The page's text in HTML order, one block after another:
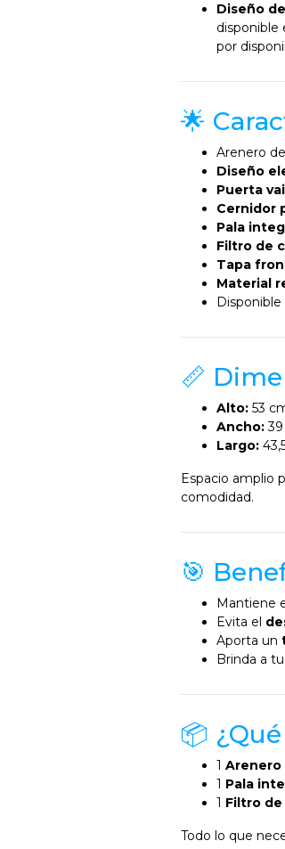
Diseño
disponible
por
🌟
Arenero
Diseño
Puerta
Cernidor
Pala
Filtro de
Tapa
Material
Disponible
📏
Alto: 53
Ancho:
Largo:
Espacio amplio
comodidad.
🎯
Mantiene
Evita el
Aporta un
Brinda a
📦
1 Arenero
1 Pala
1 Filtro
Todo lo que